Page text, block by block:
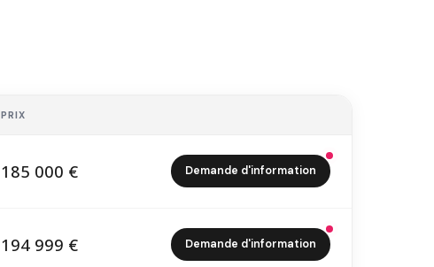
PRIX
185 000 € Demande d'information
194 999 € Demande d'information